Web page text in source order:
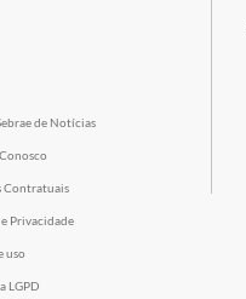
de Notícias
Contratuais
Privacidade
uso
LGPD